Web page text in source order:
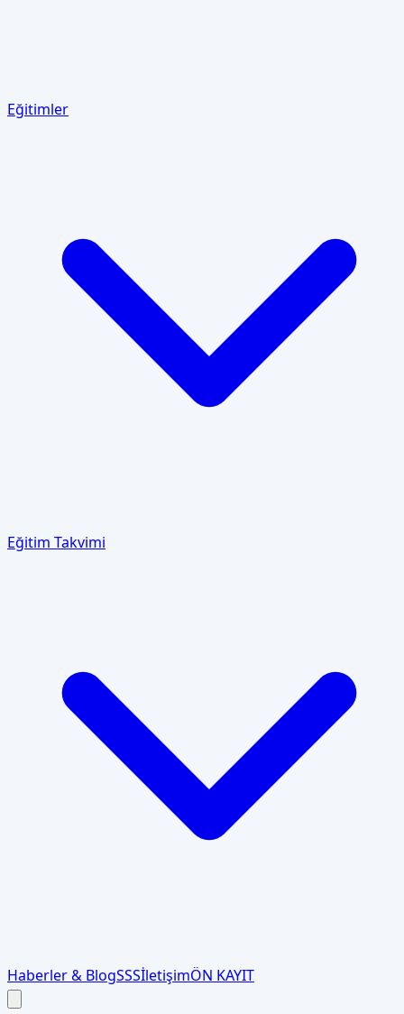
Eğitimler
Eğitim Takvimi
Haberler & BlogSSSİletişimÖN KAYIT